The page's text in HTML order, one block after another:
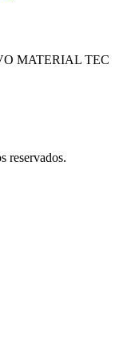
MATERIAL TEC
reservados.